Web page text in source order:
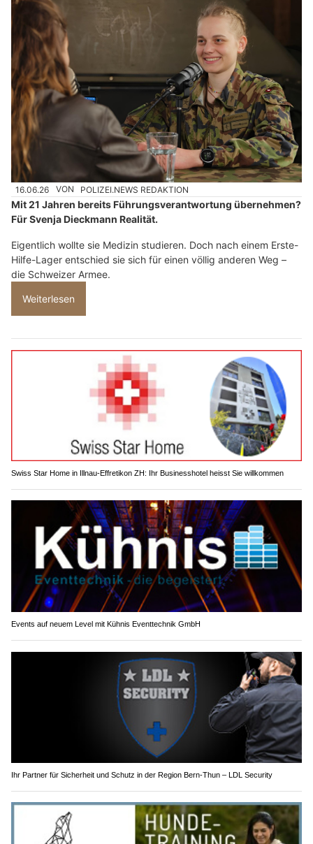
16.06.26 VON POLIZEI.NEWS REDAKTION
Mit 21 Jahren bereits Führungsverantwortung übernehmen?
Für Svenja Dieckmann Realität.
Eigentlich wollte sie Medizin studieren. Doch nach einem Erste-
Hilfe-Lager entschied sie sich für einen völlig anderen Weg –
die Schweizer Armee.
Weiterlesen
Swiss Star Home in Illnau-Effretikon ZH: Ihr Businesshotel heisst Sie willkommen
Events auf neuem Level mit Kühnis Eventtechnik GmbH
Ihr Partner für Sicherheit und Schutz in der Region Bern-Thun – LDL Security